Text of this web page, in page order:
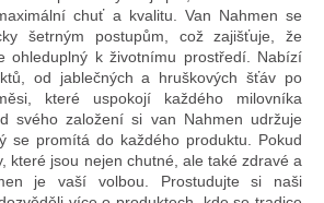
chuť a kvalitu. Van Nahmen se
šetrným postupům, což zajišťuje, že
ohleduplný k životnímu prostředí. Nabízí
od jablečných a hruškových šťáv po
které uspokojí každého milovníka
svého založení si van Nahmen udržuje
se promítá do každého produktu. Pokud
které jsou nejen chutné, ale také zdravé a
je vaší volbou. Prostudujte si naši